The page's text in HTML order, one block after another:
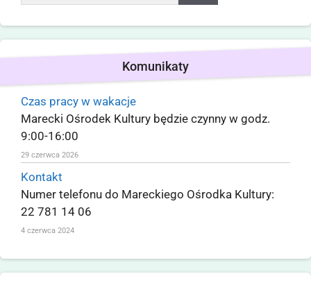
Komunikaty
Czas pracy w wakacje
Marecki Ośrodek Kultury będzie czynny w godz.
9:00-16:00
29 czerwca 2026
Kontakt
Numer telefonu do Mareckiego Ośrodka Kultury:
22 781 14 06
4 czerwca 2024